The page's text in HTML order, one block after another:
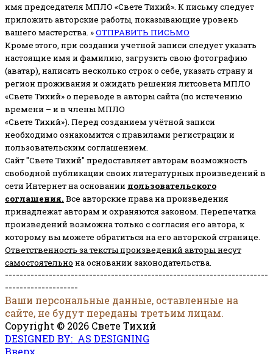
имя председателя МПЛО «Свете Тихий». К письму следует
приложить авторские работы, показывающие уровень
вашего мастерства. »ОТПРАВИТЬ ПИСЬМО
Кроме этого, при создании учетной записи следует указать
настоящие имя и фамилию, загрузить свою фотографию
(аватар), написать несколько строк о себе, указать страну и
регион проживания и ожидать решения литсовета МПЛО
«Свете Тихий» о переводе в авторы сайта (по истечению
времени – и в члены МПЛО
«Свете Тихий»). Перед созданием учётной записи
необходимо ознакомится с правилами регистрации и
пользовательским соглашением.
Сайт "Свете Тихий" предоставляет авторам возможность
свободной публикации своих литературных произведений в
сети Интернет на основании пользовательского
соглашения. Все авторские права на произведения
принадлежат авторам и охраняются законом. Перепечатка
произведений возможна только с согласия его автора, к
которому вы можете обратиться на его авторской странице.
Ответственность за тексты произведений авторы несут
самостоятельно на основании законодательства.
------------------------------------------------------------------------
--------------------
Ваши персональные данные, оставленные на
сайте, не будут переданы третьим лицам.
Copyright © 2026 Свете Тихий
DESIGNED BY: AS DESIGNING
Вверх